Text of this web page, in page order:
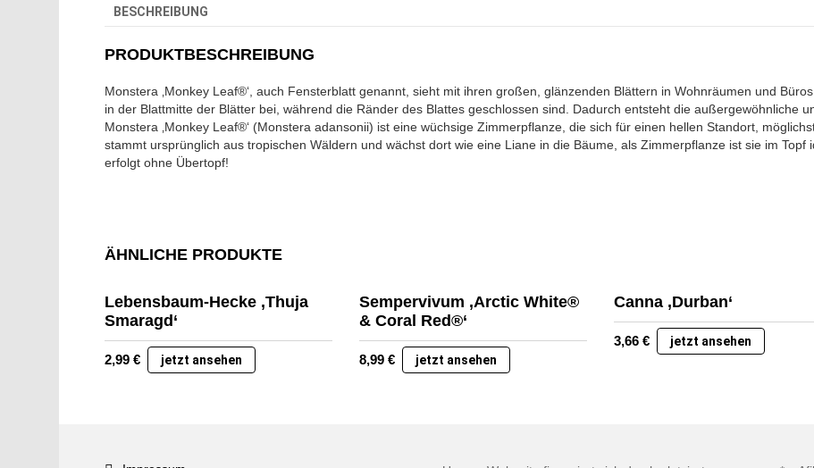
BESCHREIBUNG
PRODUKTBESCHREIBUNG
Monstera ‚Monkey Leaf®‘, auch Fensterblatt genannt, sieht mit ihren großen, glänzenden Blättern in Wohnräumen und
in der Blattmitte der Blätter bei, während die Ränder des Blattes geschlossen sind. Dadurch entsteht die außergewöhnliche
Monstera ‚Monkey Leaf®‘ (Monstera adansonii) ist eine wüchsige Zimmerpflanze, die sich für einen hellen Standort,
stammt ursprünglich aus tropischen Wäldern und wächst dort wie eine Liane in die Bäume, als Zimmerpflanze ist sie im
erfolgt ohne Übertopf!
ÄHNLICHE PRODUKTE
Lebensbaum-Hecke ‚Thuja
Smaragd‘
2,99 € jetzt ansehen
Sempervivum ‚Arctic White®
& Coral Red®‘
8,99 € jetzt ansehen
Canna ‚Durban‘
3,66 € jetzt ansehen